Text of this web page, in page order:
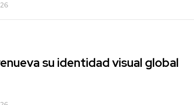
su identidad visual global